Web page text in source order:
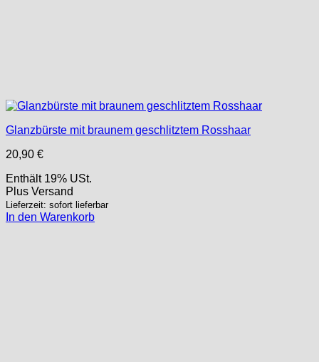
Glanzbürste mit braunem geschlitztem Rosshaar
20,90 €
Enthält 19% USt.
Plus Versand
Lieferzeit: sofort lieferbar
In den Warenkorb